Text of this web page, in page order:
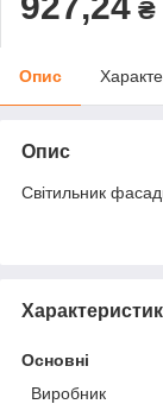
₴
Опис
Опис
Світильник
Основні
Виробник